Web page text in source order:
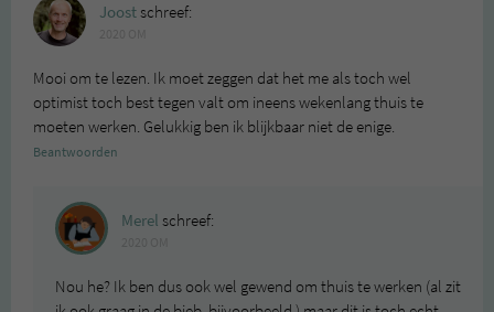
Joostschreef:
Mooi om te lezen. Ik moet zeggen dat het me als toch wel
optimist toch best tegen valt om ineens wekenlang thuis te
moeten werken. Gelukkig ben ik blijkbaar niet de enige.
Beantwoorden
Merel schreef:
Nou he? Ik ben dus ook wel gewend om thuis te werken (al zit